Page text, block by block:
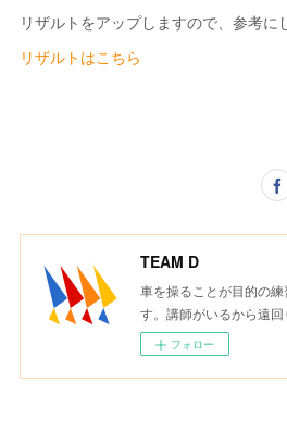
リザルトをアップしますので、参考に
リザルトはこちら
TEAM D
車を操ることが目的の
す。講師がいるから遠回
フォロー